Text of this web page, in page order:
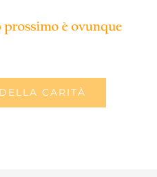
CARITÀ